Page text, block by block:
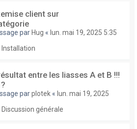
client sur
par Hug « lun. mai 19, 2025 5:35
Installation
entre les liasses A et B !!!
parplotek « lun. mai 19, 2025
Discussion générale